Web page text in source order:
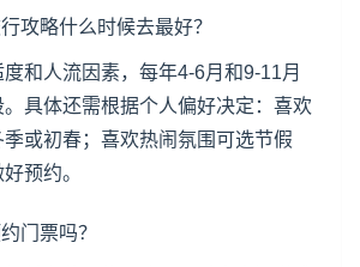
攻略什么时候去最好？
和人流因素，每年4-6月和9-11月
具体还需根据个人偏好决定：喜欢
或初春；喜欢热闹氛围可选节假
预约。
门票吗？